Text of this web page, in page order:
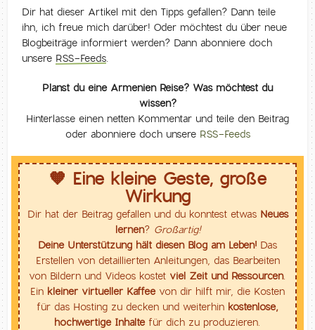
Dir hat dieser Artikel mit den Tipps gefallen? Dann teile
ihn, ich freue mich darüber! Oder möchtest du über neue
Blogbeiträge informiert werden? Dann abonniere doch
unsere RSS-Feeds.
Planst du eine Armenien Reise? Was möchtest du
wissen?
Hinterlasse einen netten Kommentar und teile den Beitrag
oder abonniere doch unsere RSS-Feeds
🧡 Eine kleine Geste, große
Wirkung
Dir hat der Beitrag gefallen und du konntest etwas Neues
lernen? Großartig!
Deine Unterstützung hält diesen Blog am Leben! Das
Erstellen von detaillierten Anleitungen, das Bearbeiten
von Bildern und Videos kostet viel Zeit und Ressourcen.
Ein kleiner virtueller Kaffeevon dir hilft mir, die Kosten
für das Hosting zu decken und weiterhin kostenlose,
hochwertige Inhaltefür dich zu produzieren.